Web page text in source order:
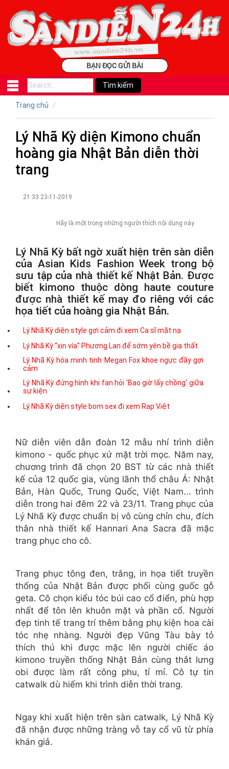
BẠN ĐỌC GỬI BÀI
Trang chủ
Lý Nhã Kỳ diện Kimono chuẩn
hoàng gia Nhật Bản diễn thời
trang
21:33 23-11-2019
Hãy là một trong những người thích nội dung này
Lý Nhã Kỳ bất ngờ xuất hiện trên sàn diễn
của Asian Kids Fashion Week trong bộ
sưu tập của nhà thiết kế Nhật Bản. Được
biết kimono thuộc dòng haute couture
được nhà thiết kế may đo riêng với các
họa tiết của hoàng gia Nhật Bản.
Lý Nhã Kỳ diện style gợi cảm đi xem Ca sĩ mặt nạ
Lý Nhã Kỳ “xin vía" Phương Lan để sớm yên bề gia thất
Lý Nhã Kỳ hóa minh tinh Megan Fox khoe ngực đầy gợi
cảm
Lý Nhã Kỳ đứng hình khi fan hỏi 'Bao giờ lấy chồng' giữa
sự kiện
Lý Nhã Kỳ diện style bom sex đi xem Rap Việt
Nữ diễn viên dẫn đoàn 12 mẫu nhí trình diễn
kimono - quốc phục xứ mặt trời mọc. Năm nay,
chương trình đã chọn 20 BST từ các nhà thiết
kế của 12 quốc gia, vùng lãnh thổ châu Á: Nhật
Bản, Hàn Quốc, Trung Quốc, Việt Nam... trình
diễn trong hai đêm 22 và 23/11. Trang phục của
Lý Nhã Kỳ được chuẩn bị vô cùng chỉn chu, đích
thân nhà thiết kế Hannari Ana Sacra đã mặc
trang phục cho cô.
Trang phục tông đen, trắng, in họa tiết truyền
thống của Nhật Bản được phối cùng guốc gỗ
geta. Cô chọn kiểu tóc búi cao cổ điển, phù hợp
nhất để tôn lên khuôn mặt và phần cổ. Người
đẹp tinh tế trang trí thêm bằng phụ kiện hoa cài
tóc nhẹ nhàng. Người đẹp Vũng Tàu bày tỏ
thích thú khi được mặc lên người chiếc áo
kimono truyền thống Nhật Bản cùng thắt lưng
obi được làm rất công phu, tỉ mỉ. Cô tự tin
catwalk dù hiếm khi trình diễn thời trang.
Ngay khi xuất hiện trên sàn catwalk, Lý Nhã Kỳ
đã nhận được những tràng vỗ tay cổ vũ từ phía
khán giả.